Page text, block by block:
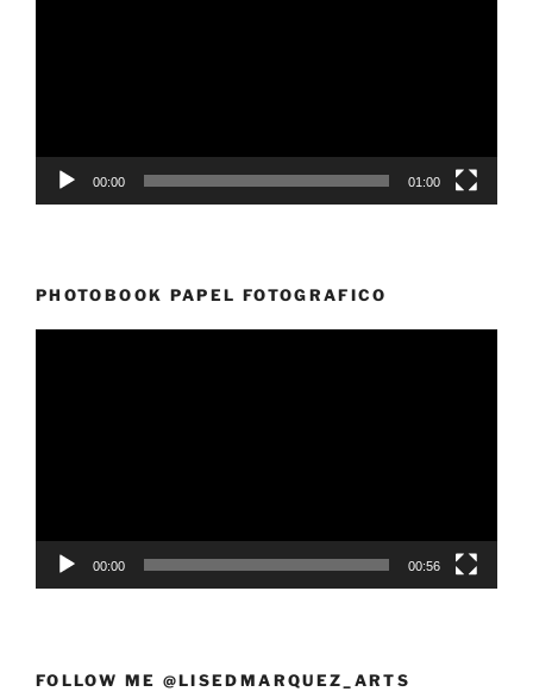
00:00 01:00
PHOTOBOOK PAPEL FOTOGRAFICO
00:00 00:56
FOLLOW ME @LISEDMARQUEZ_ARTS